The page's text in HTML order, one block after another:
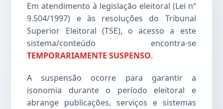
Em atendimento à legislação eleitoral (Lei nº
9.504/1997) e às resoluções do Tribunal
Superior Eleitoral (TSE), o acesso a este
sistema/conteúdo encontra-se
TEMPORARIAMENTE SUSPENSO.
A suspensão ocorre para garantir a
isonomia durante o período eleitoral e
abrange publicações, serviços e sistemas